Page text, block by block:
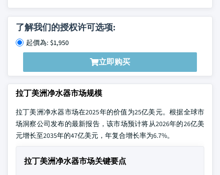
了解我们的授权许可选项:
起價為: $1,950
立即购买
拉丁美洲净水器市场规模
拉丁美洲净水器市场在2025年的价值为25亿美元。根据全球市
场洞察公司发布的最新报告，该市场预计将从2026年的26亿美
元增长至2035年的47亿美元，年复合增长率为6.7%。
拉丁美洲净水器市场关键要点